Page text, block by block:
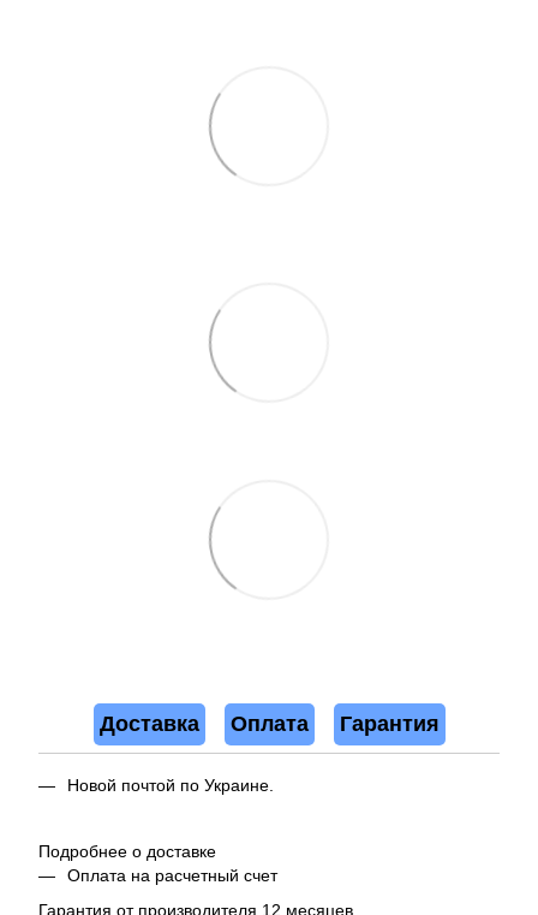
Доставка Оплата Гарантия
Новой почтой по Украине.
Подробнее о доставке
Оплата на расчетный счет
Гарантия от производителя 12 месяцев